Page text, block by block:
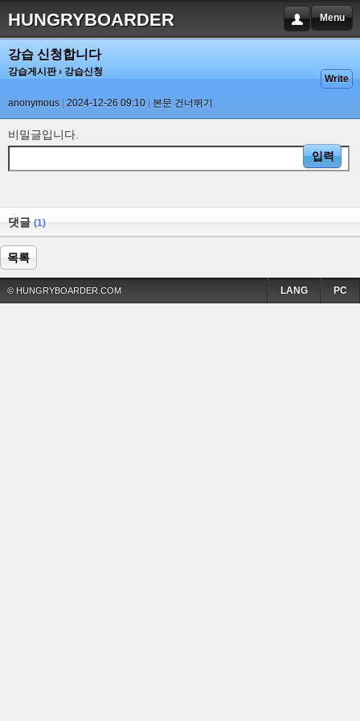
HUNGRYBOARDER Menu
강습 신청합니다
강습게시판› 강습신청
anonymous 2024-12-26 09:10 본문 건너뛰기
Write
비밀글입니다.
댓글 (1)
목록
© HUNGRYBOARDER.COM PC
LANG